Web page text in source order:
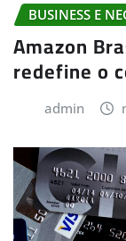
BUSINESS E
Amazon
redefine o
admin